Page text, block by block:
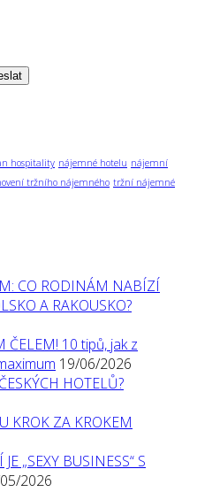
hospitality nájemné hotelu nájemní
tržního nájemného tržní nájemné
CO RODINÁM NABÍZÍ
A RAKOUSKO?
ČELEM! 10 tipů, jak z
19/06/2026
HOTELŮ?
KROK ZA KROKEM
„SEXY BUSINESS“ S
2026